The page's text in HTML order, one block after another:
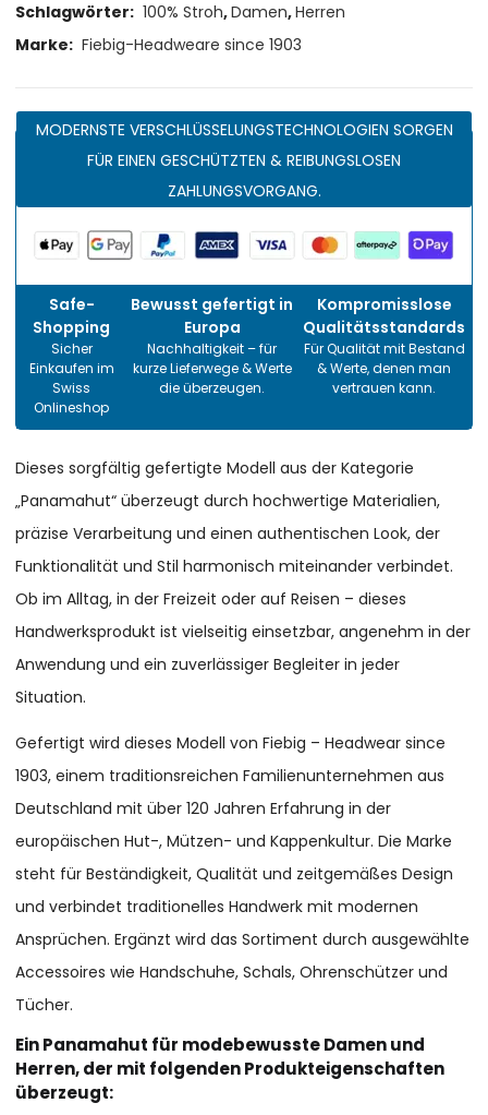
Schlagwörter: 100% Stroh,Damen,Herren
Marke: Fiebig-Headweare since 1903
MODERNSTE VERSCHLÜSSELUNGSTECHNOLOGIEN SORGEN
FÜR EINEN GESCHÜTZTEN & REIBUNGSLOSEN
ZAHLUNGSVORGANG.
Safe-
Shopping
Sicher
Einkaufen im
Swiss
Onlineshop
Bewusst gefertigt in
Europa
Nachhaltigkeit – für
kurze Lieferwege & Werte
die überzeugen.
Kompromisslose
Qualitätsstandards
Für Qualität mit Bestand
& Werte, denen man
vertrauen kann.
Dieses sorgfältig gefertigte Modell aus der Kategorie
„Panamahut“ überzeugt durch hochwertige Materialien,
präzise Verarbeitung und einen authentischen Look, der
Funktionalität und Stil harmonisch miteinander verbindet.
Ob im Alltag, in der Freizeit oder auf Reisen – dieses
Handwerksprodukt ist vielseitig einsetzbar, angenehm in der
Anwendung und ein zuverlässiger Begleiter in jeder
Situation.
Gefertigt wird dieses Modell von Fiebig – Headwear since
1903, einem traditionsreichen Familienunternehmen aus
Deutschland mit über 120 Jahren Erfahrung in der
europäischen Hut-, Mützen- und Kappenkultur. Die Marke
steht für Beständigkeit, Qualität und zeitgemäßes Design
und verbindet traditionelles Handwerk mit modernen
Ansprüchen. Ergänzt wird das Sortiment durch ausgewählte
Accessoires wie Handschuhe, Schals, Ohrenschützer und
Tücher.
Ein Panamahut für modebewusste Damen und
Herren, der mit folgenden Produkteigenschaften
überzeugt: